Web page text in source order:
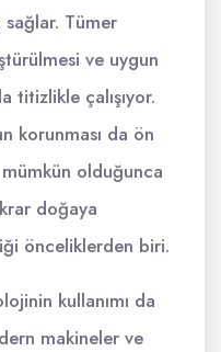
Tümer
ve uygun
titizlikle çalışıyor.
korunması da ön
olduğunca
doğaya
önceliklerden biri.
kullanımı da
makineler ve